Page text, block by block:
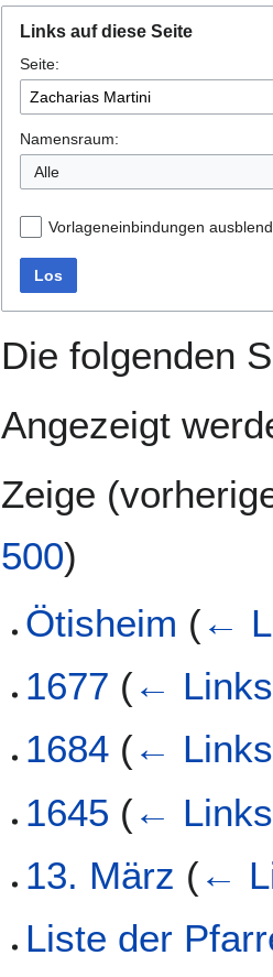
Navigation
springen
Suche
springen
Links auf diese Seite
Seite:
Namensraum:
Alle
Vorlageneinbindungen
Los
Die folgenden
Angezeigt
Zeige (
500)
Ötisheim (←
1677 (← Links
1684 (← Links
1645 (← Links
13. März (←
Liste der